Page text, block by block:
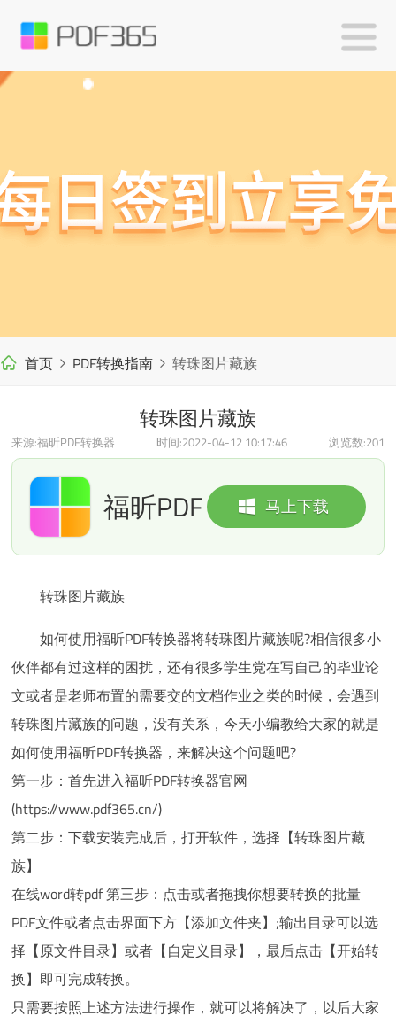
首页 PDF转换指南 转珠图片藏族
转珠图片藏族
来源:福昕PDF转换器 时间:2022-04-12 10:17:46 浏览数:201
马上下载
福昕PDF
转换器
转珠图片藏族
如何使用福昕PDF转换器将转珠图片藏族呢?相信很多小
伙伴都有过这样的困扰，还有很多学生党在写自己的毕业论
文或者是老师布置的需要交的文档作业之类的时候，会遇到
转珠图片藏族的问题，没有关系，今天小编教给大家的就是
如何使用福昕PDF转换器，来解决这个问题吧?
第一步：首先进入福昕PDF转换器官网
(https://www.pdf365.cn/)
第二步：下载安装完成后，打开软件，选择【转珠图片藏
族】
在线word转pdf 第三步：点击或者拖拽你想要转换的批量
PDF文件或者点击界面下方【添加文件夹】;输出目录可以选
择【原文件目录】或者【自定义目录】，最后点击【开始转
换】即可完成转换。
只需要按照上述方法进行操作，就可以将解决了，以后大家